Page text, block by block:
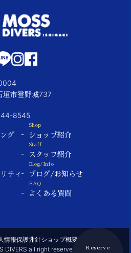
Reserve
垣市登野城737
8545
グ
ティ
Shop
ショップ紹介
Staff
スタッフ紹介
Blog/Info
ブログ/お知らせ
FAQ
よくある質問
情報保護方針ショップ概要
DIVERS all right reserved.